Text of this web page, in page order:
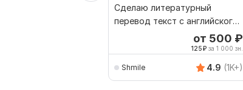
Сделаю литературный
перевод текст с английского
на русский 4000 знаков
от 500 ₽
125₽ за 1 000 зн.
Shmile 4.9 (1K+)